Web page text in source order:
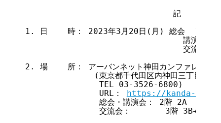
                              記
1. 日    時： 2023年3月20日(月) 総会  13:30
講演会
交流会
2. 場    所： アーバンネット神田カンファレンス
(東京都千代田区内神田三丁目6番2
               TEL 03-3526-6800)
               URL：
https://kanda-c.jp/
               総会・講演会： 2階 2A
               交流会：       3階 3B+3C